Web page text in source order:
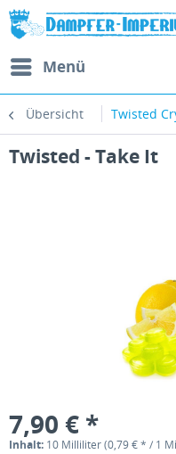
Menü
Übersicht Twisted
Twisted - Take It
7,90 € *
Inhalt: 10 Milliliter (0,79 € * / 1